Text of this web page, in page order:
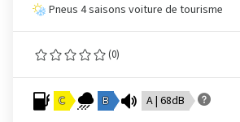
Pneus 4 saisons voiture de tourisme
(0)
C B A | 68dB